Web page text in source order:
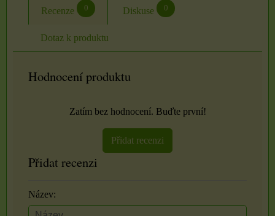
Recenze 0 Diskuse 0
Dotaz k produktu
Hodnocení produktu
Zatím bez hodnocení. Buďte první!
Přidat recenzi
Přidat recenzi
Název: